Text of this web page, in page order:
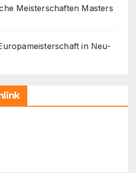
Meisterschaften Masters
in Neu-